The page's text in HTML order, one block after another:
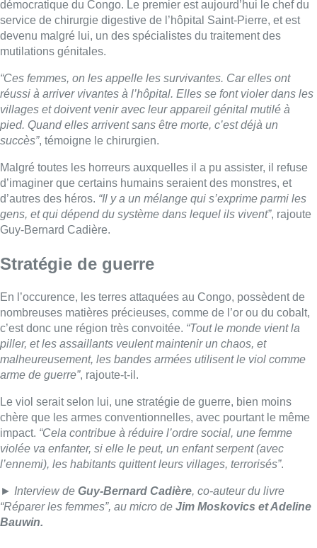
d’autres des héros.“Il y a un mélange qui s’exprime parmi les
gens, et qui dépend du système dans lequel ils vivent” , rajoute
Guy-Bernard Cadière.
Stratégie de guerre
En l’occurence, les terres attaquées au Congo, possèdent de
nombreuses matières précieuses, comme de l’or ou du cobalt,
c’est donc une région très convoitée.
malheureusement, les bandes armées utilisent le viol comme
arme de guerre”, rajoute-t-il.
Le viol serait selon lui, une stratégie de guerre, bien moins
chère que les armes conventionnelles, avec pourtant le même
violée va enfanter, si elle le peut, un enfant serpent (avec
l’ennemi), les habitants quittent leurs villages, terrorisés”
► Interview de Guy-Bernard Cadière, co-auteur du livre
“Réparer les femmes”, au micro deJim Moskovics et Adeline
Bauwin.
Lire aussi :
Un nouveau club de MMA ouvre
comme on voit à la télé”